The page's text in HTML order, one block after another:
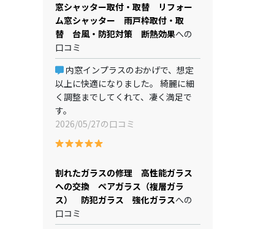
窓シャッター取付・取替 リフォー
ム窓シャッター 雨戸枠取付・取
替 台風・防犯対策 断熱効果への
口コミ
内窓インプラスのおかげで、想定
以上に快適になりました。 綺麗に細
く調整までしてくれて、凄く満足で
す。
2026/05/27の口コミ
割れたガラスの修理 高性能ガラス
への交換 ペアガラス（複層ガラ
ス） 防犯ガラス 強化ガラスへの
口コミ